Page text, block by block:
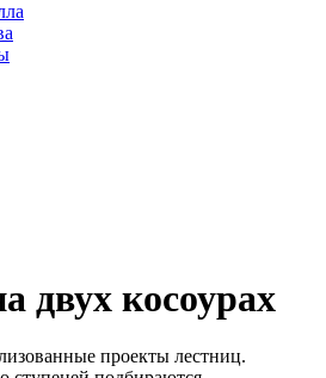
двух косоурах
проекты лестниц.